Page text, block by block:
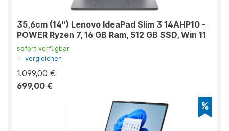
35,6cm (14") Lenovo IdeaPad Slim 3 14AHP10 -
POWER Ryzen 7, 16 GB Ram, 512 GB SSD, Win 11
sofort verfügbar
vergleichen
1.099,00 €
699,00 €